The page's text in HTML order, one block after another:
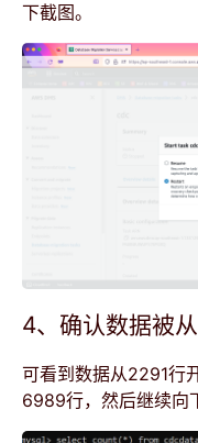
下截图。
4、确认数据被
可看到数据从2291行
6989行，然后继续向